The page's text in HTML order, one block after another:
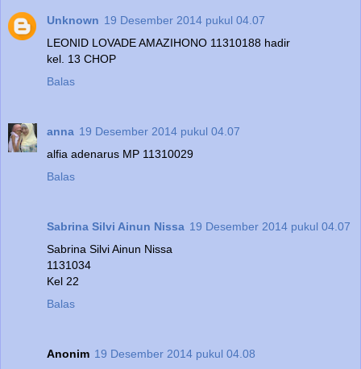
Unknown 19 Desember 2014 pukul 04.07
LEONID LOVADE AMAZIHONO 11310188 hadir
kel. 13 CHOP
Balas
anna 19 Desember 2014 pukul 04.07
alfia adenarus MP 11310029
Balas
Sabrina Silvi Ainun Nissa 19 Desember 2014 pukul 04.07
Sabrina Silvi Ainun Nissa
1131034
Kel 22
Balas
Anonim 19 Desember 2014 pukul 04.08